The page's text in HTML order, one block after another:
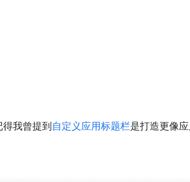
得我曾提到自定义应用标题栏是打造更像